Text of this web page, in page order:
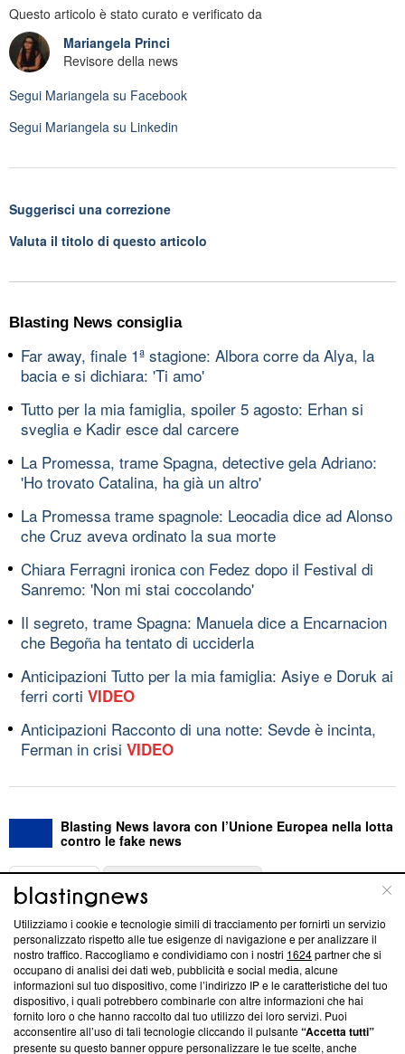
Questo articolo è stato curato e verificato da
Mariangela Princi
Revisore della news
Segui Mariangela su Facebook
Segui Mariangela su Linkedin
Suggerisci una correzione
Valuta il titolo di questo articolo
Blasting News consiglia
Far away, finale 1ª stagione: Albora corre da Alya, la
bacia e si dichiara: 'Ti amo'
Tutto per la mia famiglia, spoiler 5 agosto: Erhan si
sveglia e Kadir esce dal carcere
La Promessa, trame Spagna, detective gela Adriano:
'Ho trovato Catalina, ha già un altro'
La Promessa trame spagnole: Leocadia dice ad Alonso
che Cruz aveva ordinato la sua morte
Chiara Ferragni ironica con Fedez dopo il Festival di
Sanremo: 'Non mi stai coccolando'
Il segreto, trame Spagna: Manuela dice a Encarnacion
che Begoña ha tentato di ucciderla
Anticipazioni Tutto per la mia famiglia: Asiye e Doruk ai
ferri corti VIDEO
Anticipazioni Racconto di una notte: Sevde è incinta,
Ferman in crisi VIDEO
Blasting News lavora con l’Unione Europea nella lotta
contro le fake news
ABOUT
Questa sezione offre informazioni trasparenti su Blasting
News, sui nostri processi editoriali e su come ci impegniamo a
creare news di qualità. Inoltre, afferma la nostra aderenza a
‘Trust Project - News with Integrity’Blasting News non è
ancora membro del programma, ma ha richiesto di farne
parte; Trust Project non ha ancora effettuato una verifica di
conformità agli standard.
Utilizziamo i cookie e tecnologie simili di tracciamento per fornirti un servizio
personalizzato rispetto alle tue esigenze di navigazione e per analizzare il
nostro traffico. Raccogliamo e condividiamo con i nostri 1624partner che si
occupano di analisi dei dati web, pubblicità e social media, alcune
informazioni sul tuo dispositivo, come l’indirizzo IP e le caratteristiche del tuo
dispositivo, i quali potrebbero combinarle con altre informazioni che hai
fornito loro o che hanno raccolto dal tuo utilizzo dei loro servizi. Puoi
acconsentire all’uso di tali tecnologie cliccando il pulsante“Accetta tutti”
presente su questo banner oppure personalizzare le tue scelte, anche